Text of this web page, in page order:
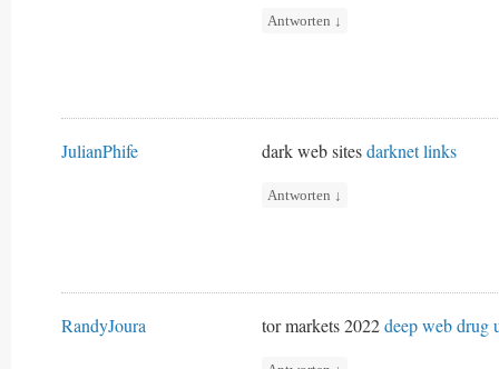
Antworten ↓
JulianPhife dark web sitesdarknet links
Antworten ↓
RandyJoura tor markets 2022deep web drug